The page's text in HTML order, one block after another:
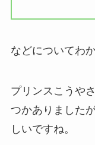
などについてわ
プリンスこうや
つかありました
しいですね。